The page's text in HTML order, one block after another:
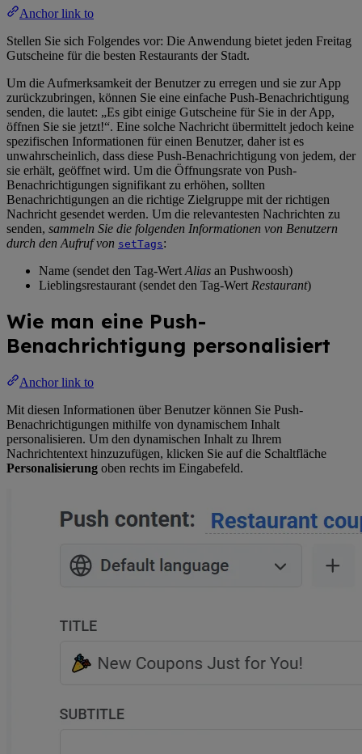
Anchor link to
Stellen Sie sich Folgendes vor: Die Anwendung bietet jeden Freitag
Gutscheine für die besten Restaurants der Stadt.
Um die Aufmerksamkeit der Benutzer zu erregen und sie zur App
zurückzubringen, können Sie eine einfache Push-Benachrichtigung
senden, die lautet: „Es gibt einige Gutscheine für Sie in der App,
öffnen Sie sie jetzt!“. Eine solche Nachricht übermittelt jedoch keine
spezifischen Informationen für einen Benutzer, daher ist es
unwahrscheinlich, dass diese Push-Benachrichtigung von jedem, der
sie erhält, geöffnet wird. Um die Öffnungsrate von Push-
Benachrichtigungen signifikant zu erhöhen, sollten
Benachrichtigungen an die richtige Zielgruppe mit der richtigen
Nachricht gesendet werden. Um die relevantesten Nachrichten zu
senden, sammeln Sie die folgenden Informationen von Benutzern
durch den Aufruf von setTags:
Name (sendet den Tag-Wert Alias an Pushwoosh)
Lieblingsrestaurant (sendet den Tag-Wert Restaurant)
Wie man eine Push-
Benachrichtigung personalisiert
Anchor link to
Mit diesen Informationen über Benutzer können Sie Push-
Benachrichtigungen mithilfe von dynamischem Inhalt
personalisieren. Um den dynamischen Inhalt zu Ihrem
Nachrichtentext hinzuzufügen, klicken Sie auf die Schaltfläche
Personalisierung oben rechts im Eingabefeld.